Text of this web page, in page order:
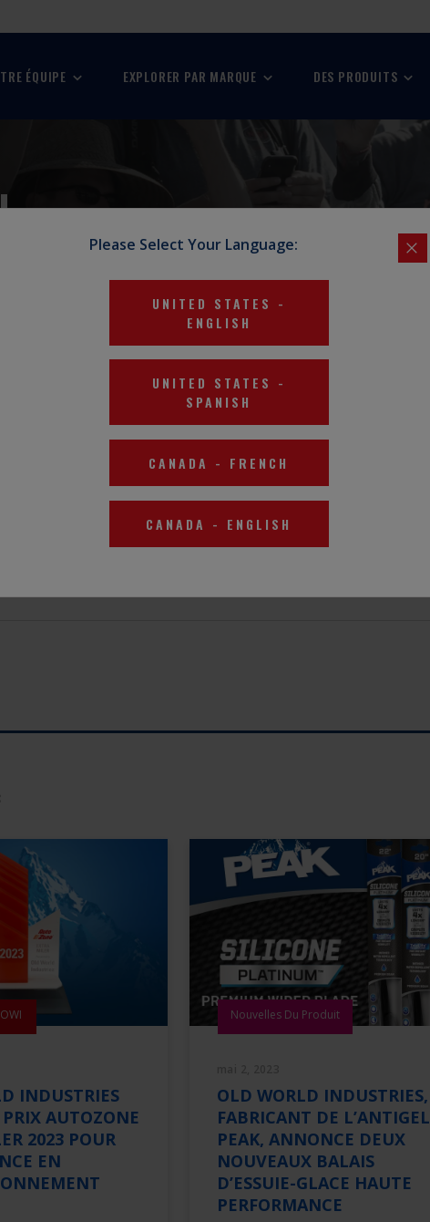
Please Select Your Language:
UNITED STATES -
ENGLISH
UNITED STATES -
SPANISH
CANADA - FRENCH
CANADA - ENGLISH
ÉQUIPE EXPLORER PAR MARQUE DES PRODUITS
Industries.
INDUSTRIES
AUTOZONE
2023 POUR
EN
Nouvelles Du Produit
OLD WORLD INDUSTRIES,
FABRICANT DE L’ANTIGEL
PEAK, ANNONCE DEUX
NOUVEAUX BALAIS
D’ESSUIE-GLACE HAUTE
PERFORMANCE